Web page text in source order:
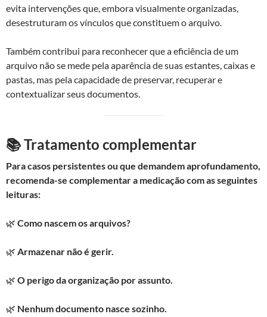
evita intervenções que, embora visualmente organizadas,
desestruturam os vínculos que constituem o arquivo.
Também contribui para reconhecer que a eficiência de um
arquivo não se mede pela aparência de suas estantes, caixas e
pastas, mas pela capacidade de preservar, recuperar e
contextualizar seus documentos.
📚 Tratamento complementar
Para casos persistentes ou que demandem aprofundamento,
recomenda-se complementar a medicação com as seguintes
leituras:
🌿 Como nascem os arquivos?
🌿 Armazenar não é gerir.
🌿 O perigo da organização por assunto.
🌿 Nenhum documento nasce sozinho.